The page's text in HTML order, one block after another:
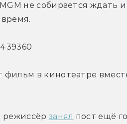
не собирается ждать и
фильм в кинотеатре
режиссёр занял пост ещё